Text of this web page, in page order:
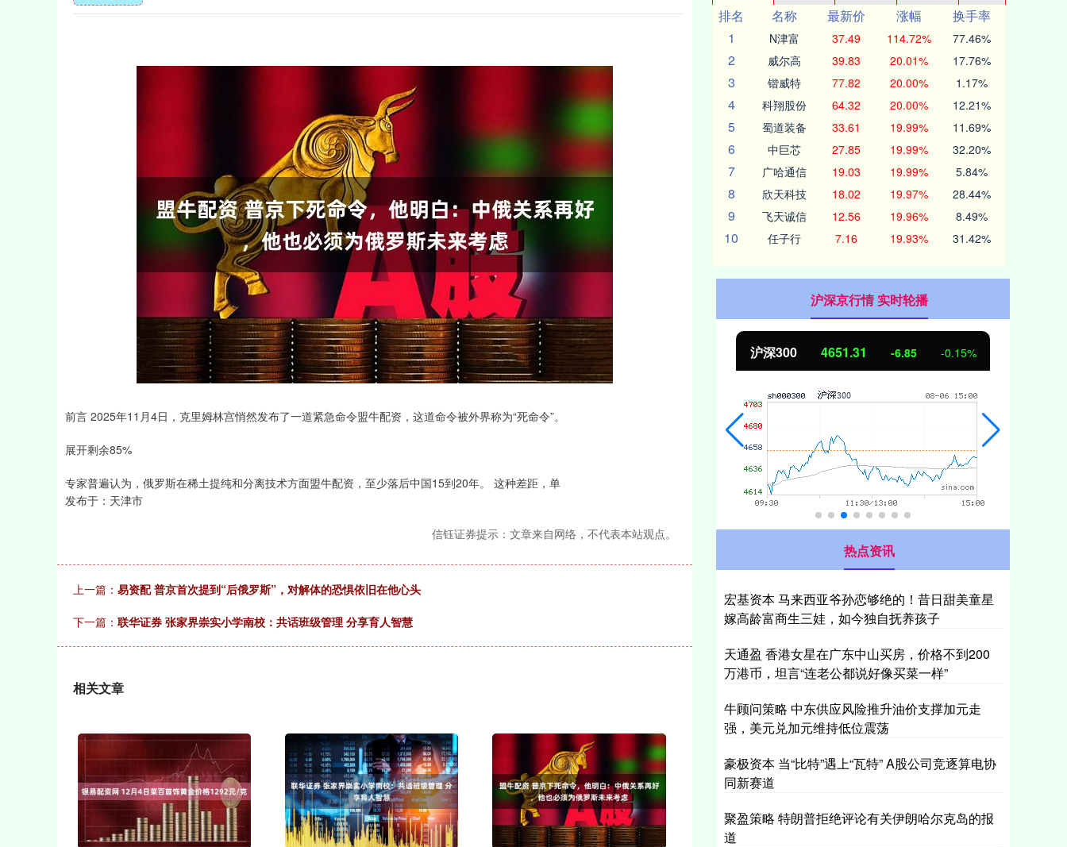
前言 2025年11月4日，克里姆林宫悄然发布了一道紧急命令盟牛配资，这道命令被外界称为“死命令”。
展开剩余85%
专家普遍认为，俄罗斯在稀土提纯和分离技术方面盟牛配资，至少落后中国15到20年。 这种差距，单
发布于：天津市
信钰证券提示：文章来自网络，不代表本站观点。
上一篇： 易资配 普京首次提到“后俄罗斯”，对解体的恐惧依旧在他心头
下一篇： 联华证券 张家界崇实小学南校：共话班级管理 分享育人智慧
相关文章
排名
名称 最新价 涨幅
换手率
1
N津富 37.49 114.72% 77.46%
2 威尔高 39.83 20.01% 17.76%
3 锴威特 77.82 20.00% 1.17%
4 科翔股份 64.32 20.00% 12.21%
5 蜀道装备 33.61 19.99% 11.69%
6 中巨芯 27.85 19.99% 32.20%
7 广哈通信 19.03 19.99% 5.84%
8 欣天科技 18.02 19.97% 28.44%
9 飞天诚信 12.56 19.96% 8.49%
10 任子行 7.16 19.93% 31.42%
沪深京行情 实时轮播
上证指数 3900.35 21.92 0.57% 深证成指 14110.12 -34.08 沪深300 4651.31 -6.85 -0.15%
热点资讯
宏基资本 马来西亚爷孙恋够绝的！昔日甜美童星
嫁高龄富商生三娃，如今独自抚养孩子
天通盈 香港女星在广东中山买房，价格不到200
万港币，坦言“连老公都说好像买菜一样”
牛顾问策略 中东供应风险推升油价支撑加元走
强，美元兑加元维持低位震荡
豪极资本 当“比特”遇上“瓦特” A股公司竞逐算电协
同新赛道
聚盈策略 特朗普拒绝评论有关伊朗哈尔克岛的报
道